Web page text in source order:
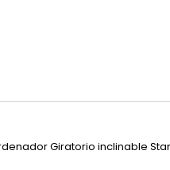
Giratorio inclinable